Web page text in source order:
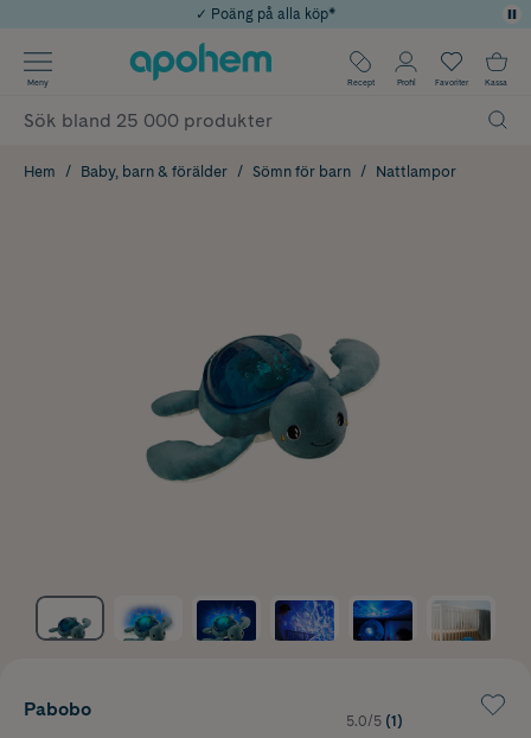
Årets Butik 2025 inom Skönhet
Använd kod: SOMMAR20 för 20% över 649kr
✓ Rådgivning från farmaceuter & hudterapeuter
✓ Poäng på alla köp*
Meny Recept Profil Favoriter Kassa
Hem Baby, barn & förälder Sömn för barn Nattlampor
Pabobo
5.0/5 (1)